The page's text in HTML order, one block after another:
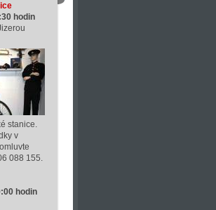
hodin
stanice.
v
088 155.
hodin